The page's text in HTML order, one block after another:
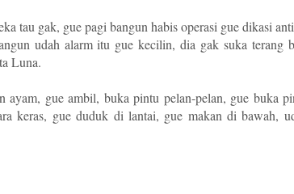
tau gak, gue pagi bangun habis operasi gue dikasi
udah alarm itu gue kecilin, dia gak suka terang
Luna.
ayam, gue ambil, buka pintu pelan-pelan, gue buka
keras, gue duduk di lantai, gue makan di bawah,